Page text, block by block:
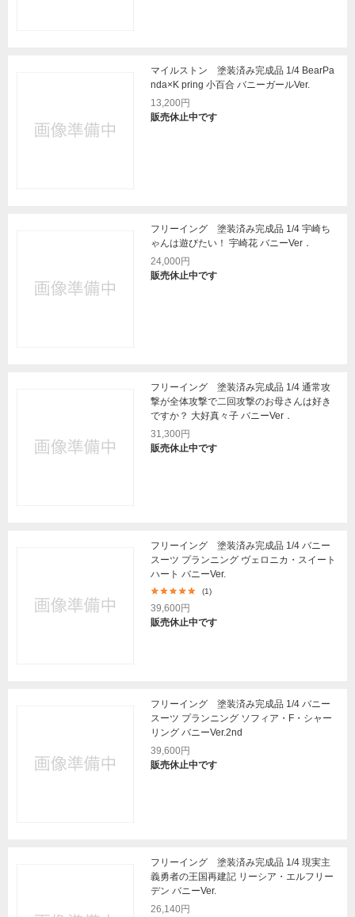
マイルストン 塗装済み完成品 1/4 BearPa
nda×K pring 小百合 バニーガールVer.
13,200円
販売休止中です
フリーイング 塗装済み完成品 1/4 宇崎ち
ゃんは遊びたい！ 宇崎花 バニーVer．
24,000円
販売休止中です
フリーイング 塗装済み完成品 1/4 通常攻
撃が全体攻撃で二回攻撃のお母さんは好き
ですか？ 大好真々子 バニーVer．
31,300円
販売休止中です
フリーイング 塗装済み完成品 1/4 バニー
スーツ プランニング ヴェロニカ・スイート
ハート バニーVer.
(1)
39,600円
販売休止中です
フリーイング 塗装済み完成品 1/4 バニー
スーツ プランニング ソフィア・F・シャー
リング バニーVer.2nd
39,600円
販売休止中です
フリーイング 塗装済み完成品 1/4 現実主
義勇者の王国再建記 リーシア・エルフリー
デン バニーVer.
26,140円